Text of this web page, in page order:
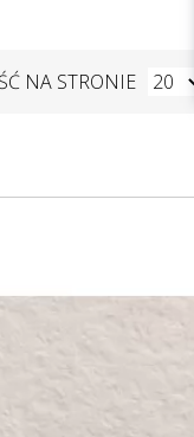
NA STRONIE